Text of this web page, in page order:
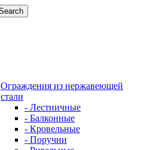
Ограждения из нержавеющей
стали
- Лестничные
- Балконные
- Кровельные
- Поручни